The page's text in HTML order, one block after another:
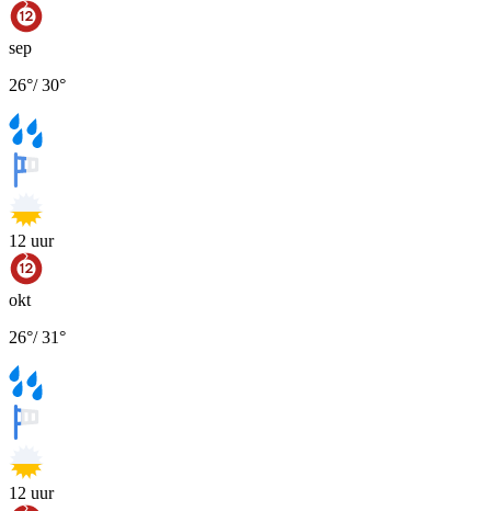
sep
26°/30°
12 uur
okt
26°/31°
12 uur